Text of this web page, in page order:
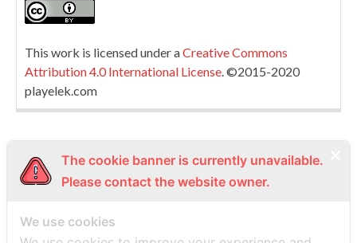
This work is licensed under aCreative Commons
Attribution 4.0 International License. ©2015-2020
playelek.com
PLAYELEK
ATTRIBUTION 4.0 INTERNATIONAL LICENSE. ©2015-
The cookie banner is currently unavailable.
Please contact the website owner.
We use cookies